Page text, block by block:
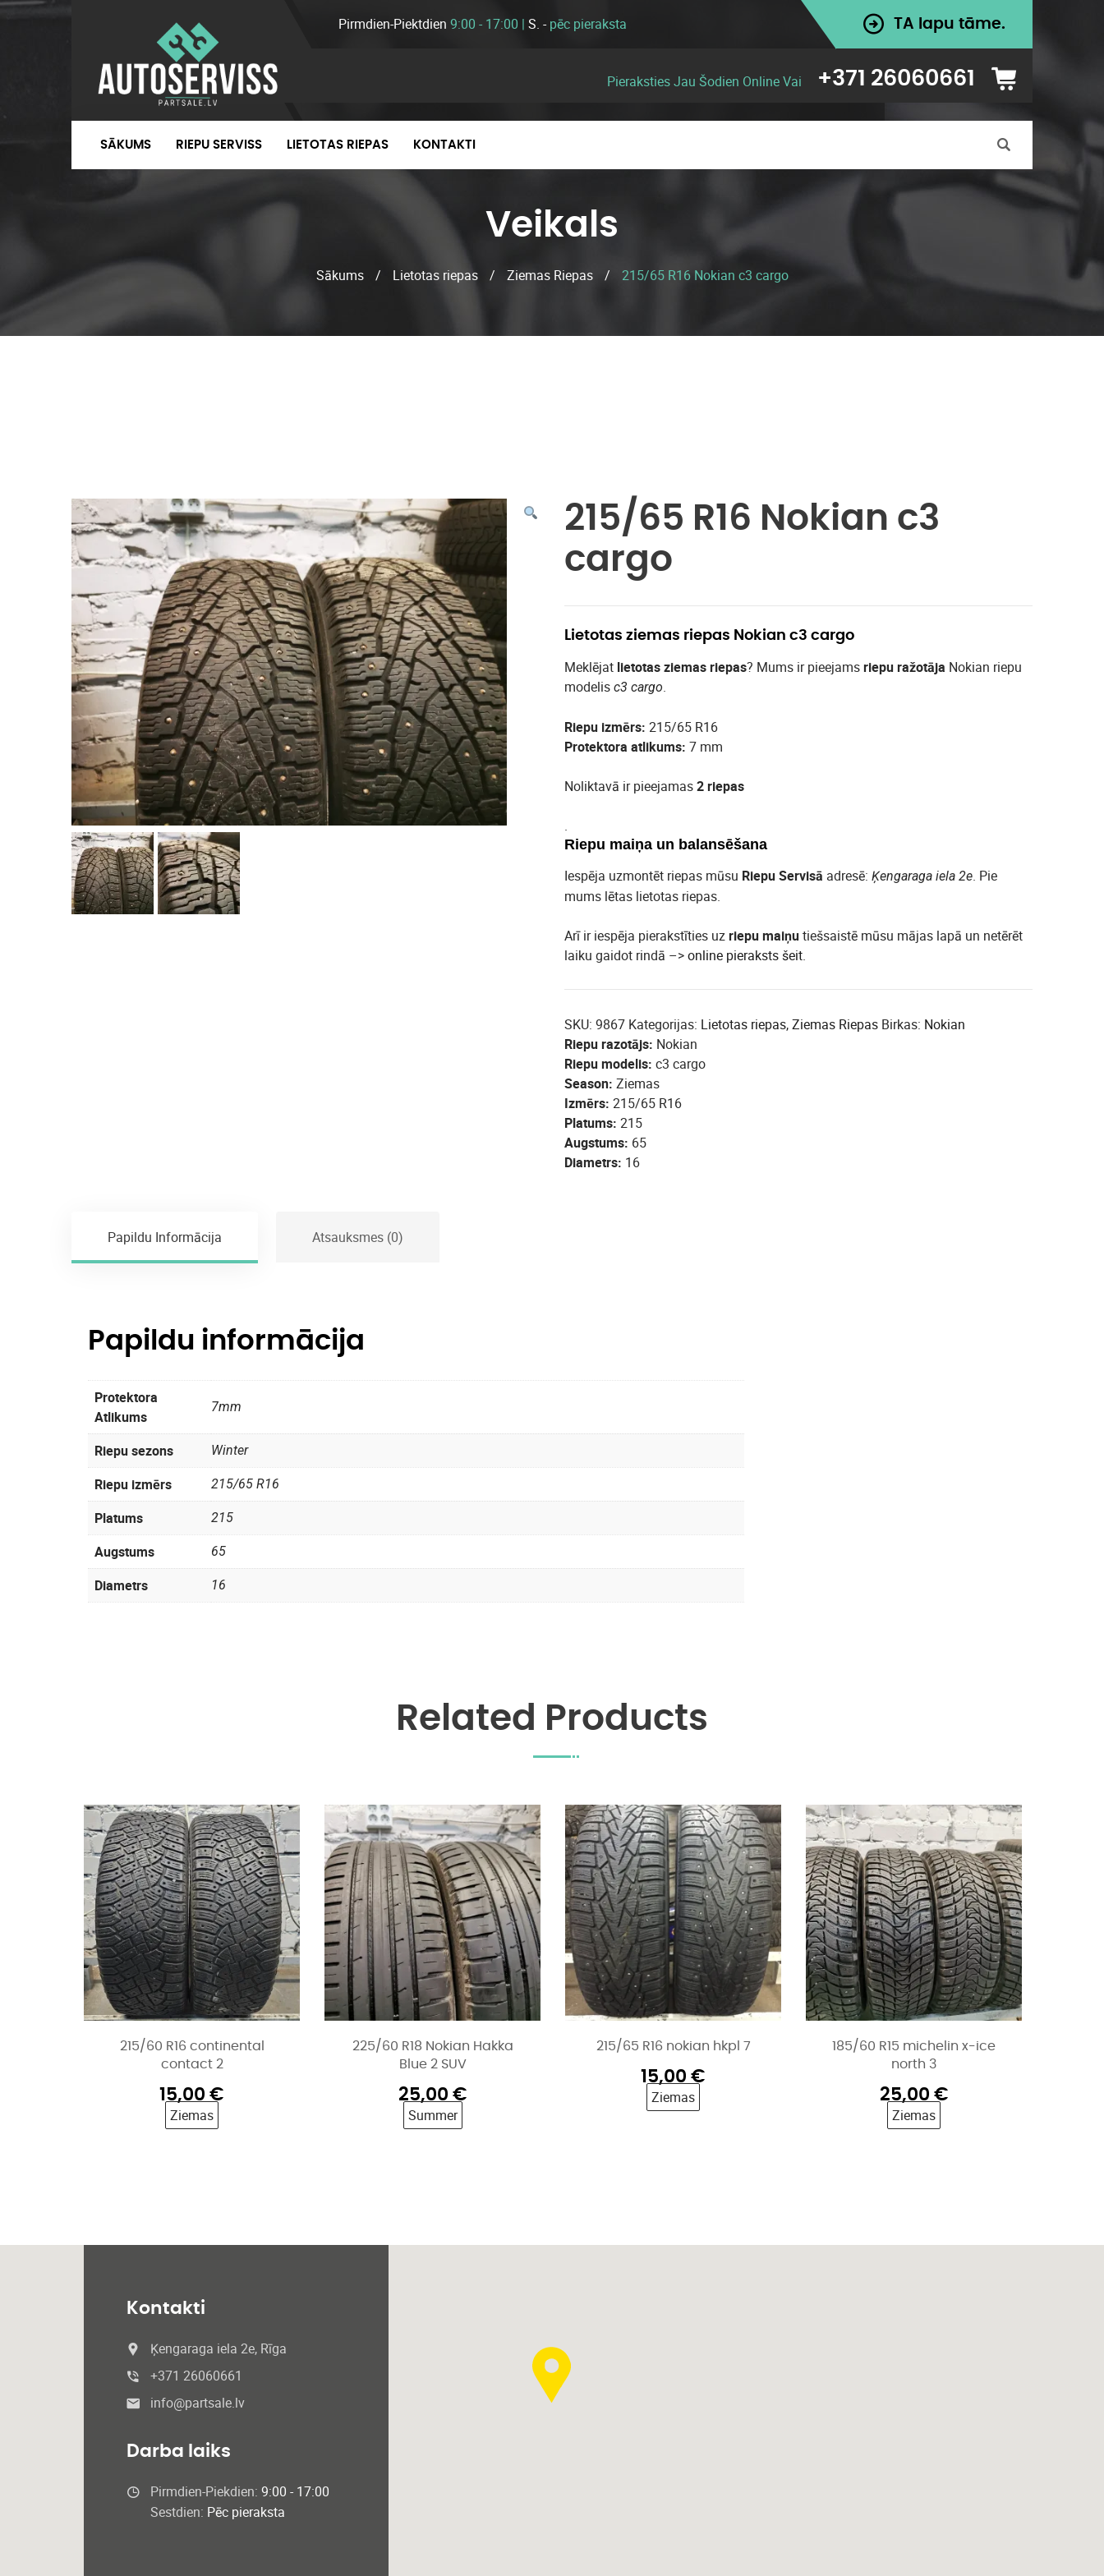
Pirmdien-Piektdien 9:00 - 17:00 | S. -pēc pieraksta TA lapu tāme.
Pieraksties Jau Šodien Online Vai +371 26060661
SĀKUMS RIEPU SERVISS LIETOTAS RIEPAS KONTAKTI
Veikals
Sākums / Lietotas riepas / Ziemas Riepas / 215/65 R16 Nokian c3 cargo
215/65 R16 Nokian c3
cargo
Lietotas ziemas riepas Nokian c3 cargo
Meklējat lietotas ziemas riepas? Mums ir pieejamsriepu ražotāja Nokian riepu
modelis c3 cargo.
Riepu izmērs: 215/65 R16
Protektora atlikums: 7 mm
Noliktavā ir pieejamas2 riepas
.
Riepu maiņa un balansēšana
Iespēja uzmontēt riepas mūsu Riepu Servisā adresē: Ķengaraga iela 2e. Pie
mums lētas lietotas riepas.
Arī ir iespēja pierakstīties uzriepu maiņutiešsaistē mūsu mājas lapā un netērēt
laiku gaidot rindā –>online pieraksts šeit.
SKU: 9867 Kategorijas: Lietotas riepas,Ziemas Riepas Birkas: Nokian
Riepu razotājs Nokian
Riepu modelis c3 cargo
Season Ziemas
Izmērs 215/65 R16
Platums 215
Augstums 65
Diametrs 16
Papildu Informācija Atsauksmes (0)
Papildu informācija
Protektora
Atlikums
7mm
Riepu sezons Winter
Riepu izmērs 215/65 R16
Platums 215
Augstums 65
Diametrs 16
Related Products
215/60 R16 continental
contact 2
15,00 €
Ziemas
225/60 R18 Nokian Hakka
Blue 2 SUV
25,00 €
Summer
215/65 R16 nokian hkpl 7
15,00 €
Ziemas
185/60 R15 michelin x-ice
north 3
25,00 €
Ziemas
Kontakti
Ķengaraga iela 2e, Rīga
+371 26060661
info@partsale.lv
Darba laiks
Pirmdien-Piekdien: 9:00 - 17:00
Sestdien: Pēc pieraksta